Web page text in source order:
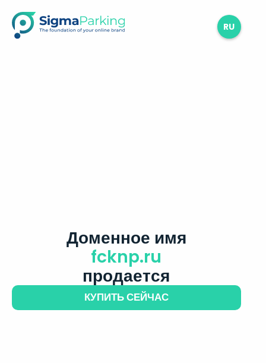
RU
Доменное имя
fcknp.ru
продается
КУПИТЬ СЕЙЧАС